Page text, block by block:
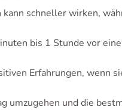
schneller wirken,
bis 1 Stunde vor
Erfahrungen, wenn
umzugehen und die